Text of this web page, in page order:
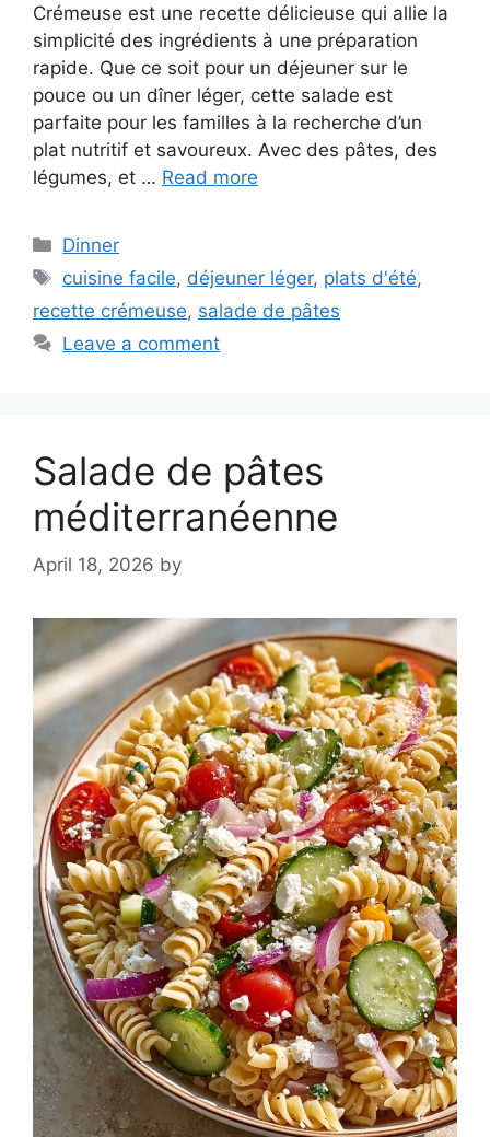
Crémeuse est une recette délicieuse qui allie la
simplicité des ingrédients à une préparation
rapide. Que ce soit pour un déjeuner sur le
pouce ou un dîner léger, cette salade est
parfaite pour les familles à la recherche d’un
plat nutritif et savoureux. Avec des pâtes, des
légumes, et … Read more
Categories
Dinner
Tags
cuisine facile, déjeuner léger, plats d'été,
recette crémeuse, salade de pâtes
Leave a comment
Salade de pâtes
méditerranéenne
April 18, 2026 by